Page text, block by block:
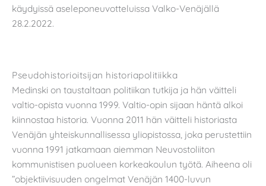
käydyissä aseleponeuvotteluissa Valko-Venäjällä
28.2.2022.
Pseudohistorioitsijan historiapolitiikka
Medinski on taustaltaan politiikan tutkija ja hän väitteli
valtio-opista vuonna 1999. Valtio-opin sijaan häntä alkoi
kiinnostaa historia. Vuonna 2011 hän väitteli historiasta
Venäjän yhteiskunnallisessa yliopistossa, joka perustettiin
vuonna 1991 jatkamaan aiemman Neuvostoliiton
kommunistisen puolueen korkeakoulun työtä. Aiheena oli
”objektiivisuuden ongelmat Venäjän 1400-luvun